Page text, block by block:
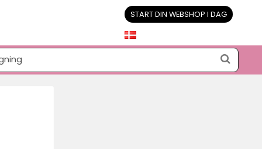
START DIN WEBSHOP I DAG